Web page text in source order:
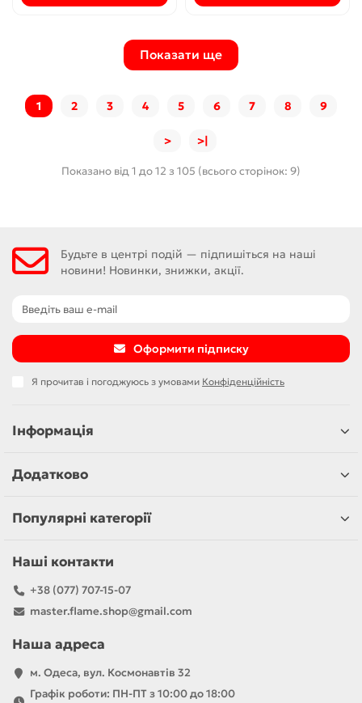
Показати ще
1 2 3 4 5 6 7 8 9
> >|
Показано від 1 до 12 з 105 (всього сторінок: 9)
Будьте в центрі подій — підпишіться на наші
новини! Новинки, знижки, акції.
Оформити підписку
Я прочитав і погоджуюсь з умовами Конфіденційність
Інформація
Додатково
Популярні категорії
Наші контакти
+38 (077) 707-15-07
master.flame.shop@gmail.com
Наша адреса
м. Одеса, вул. Космонавтів 32
Графік роботи: ПН-ПТ з 10:00 до 18:00